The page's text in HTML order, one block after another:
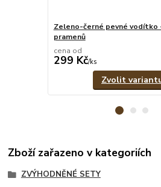
Zeleno-černé pevné vodítko
pramenů
cena od
299 Kč/ks
Zvolit
Zboží zařazeno v kategoriích
ZVÝHODNĚNÉ SETY